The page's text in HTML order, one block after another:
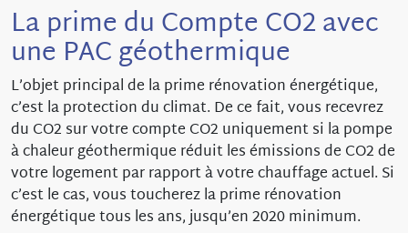
La prime du Compte CO2 avec
une PACgéothermique
L’objet principal de la prime rénovation énergétique,
c’est la protection du climat. De ce fait, vous recevrez
du CO2 sur votre compte CO2 uniquement si la pompe
à chaleur géothermique réduit les émissions de CO2 de
votre logement par rapport à votre chauffage actuel. Si
c’est le cas, vous toucherez la prime rénovation
énergétique tous les ans, jusqu’en 2020 minimum.